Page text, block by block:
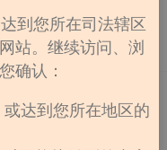
么？
更新至第8话
为了每年1次的祭典，拥
大物展。在寻找素材的过程
到您所在司法辖区
站。继续访问、浏
确认：
达到您所在地区的